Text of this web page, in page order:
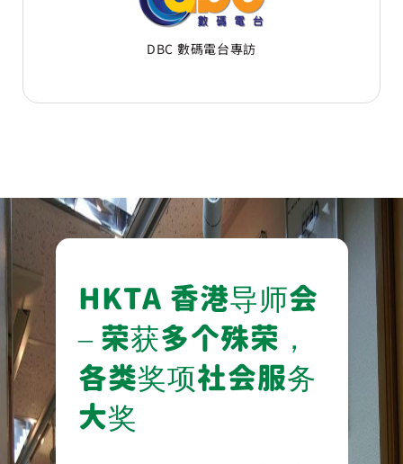
DBC 數碼電台專訪
HKTA 香港导师会
– 荣获多个殊荣，
各类奖项社会服务
大奖